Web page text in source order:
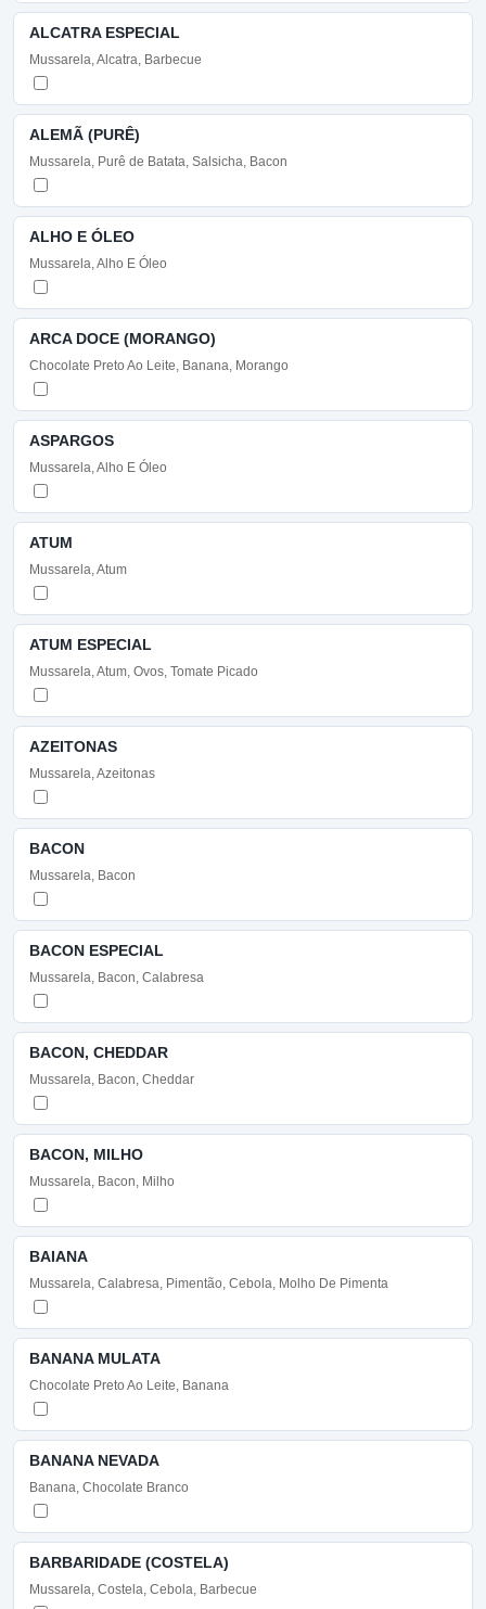
ALCATRA ESPECIAL
Mussarela, Alcatra, Barbecue
ALEMÃ (PURÊ)
Mussarela, Purê de Batata, Salsicha, Bacon
ALHO E ÓLEO
Mussarela, Alho E Óleo
ARCA DOCE (MORANGO)
Chocolate Preto Ao Leite, Banana, Morango
ASPARGOS
Mussarela, Alho E Óleo
ATUM
Mussarela, Atum
ATUM ESPECIAL
Mussarela, Atum, Ovos, Tomate Picado
AZEITONAS
Mussarela, Azeitonas
BACON
Mussarela, Bacon
BACON ESPECIAL
Mussarela, Bacon, Calabresa
BACON, CHEDDAR
Mussarela, Bacon, Cheddar
BACON, MILHO
Mussarela, Bacon, Milho
BAIANA
Mussarela, Calabresa, Pimentão, Cebola, Molho De Pimenta
BANANA MULATA
Chocolate Preto Ao Leite, Banana
BANANA NEVADA
Banana, Chocolate Branco
BARBARIDADE (COSTELA)
Mussarela, Costela, Cebola, Barbecue